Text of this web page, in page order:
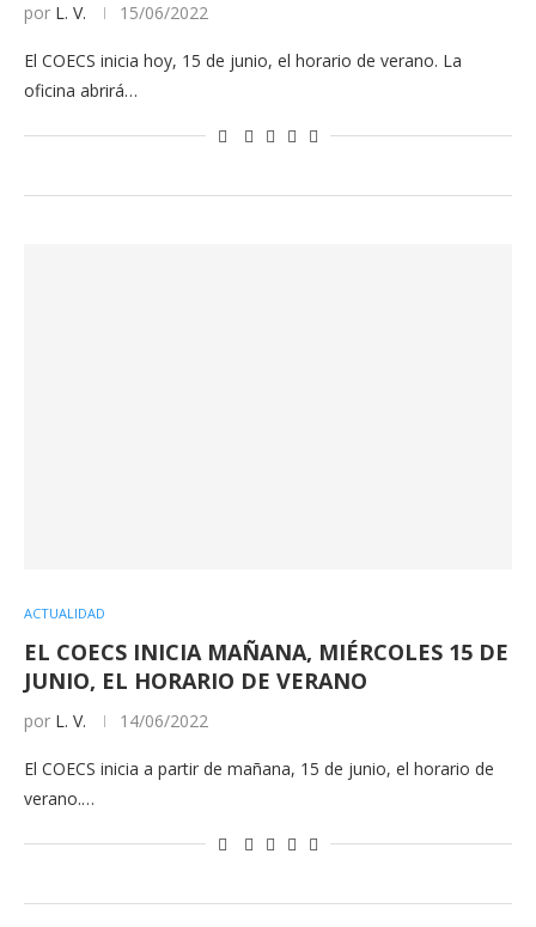
por L. V. 15/06/2022
El COECS inicia hoy, 15 de junio, el horario de verano. La
oficina abrirá…
ACTUALIDAD
EL COECS INICIA MAÑANA, MIÉRCOLES 15 DE
JUNIO, EL HORARIO DE VERANO
por L. V. 14/06/2022
El COECS inicia a partir de mañana, 15 de junio, el horario de
verano.…